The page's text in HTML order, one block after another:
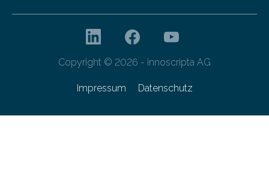
Copyright © 2026 - innoscripta AG
Impressum Datenschutz